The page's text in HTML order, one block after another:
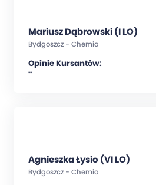
Mariusz Dąbrowski (I LO)
Bydgoszcz - Chemia
Opinie Kursantów:
""
Agnieszka Łysio (VI LO)
Bydgoszcz - Chemia